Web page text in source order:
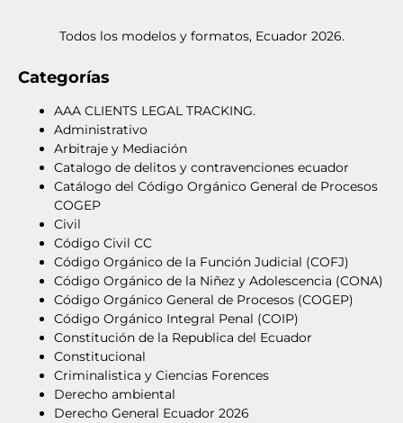
Todos los modelos y formatos, Ecuador 2026.
Categorías
AAA CLIENTS LEGAL TRACKING.
Administrativo
Arbitraje y Mediación
Catalogo de delitos y contravenciones ecuador
Catálogo del Código Orgánico General de Procesos
COGEP
Civil
Código Civil CC
Código Orgánico de la Función Judicial (COFJ)
Código Orgánico de la Niñez y Adolescencia (CONA)
Código Orgánico General de Procesos (COGEP)
Código Orgánico Integral Penal (COIP)
Constitución de la Republica del Ecuador
Constitucional
Criminalistica y Ciencias Forences
Derecho ambiental
Derecho General Ecuador 2026